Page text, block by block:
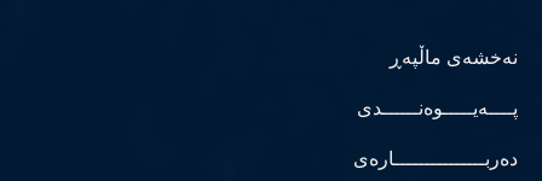
نەخشەی ماڵپەڕ
پــــەیـــــوەنــــــدی
دەربـــــــــــــــارەی